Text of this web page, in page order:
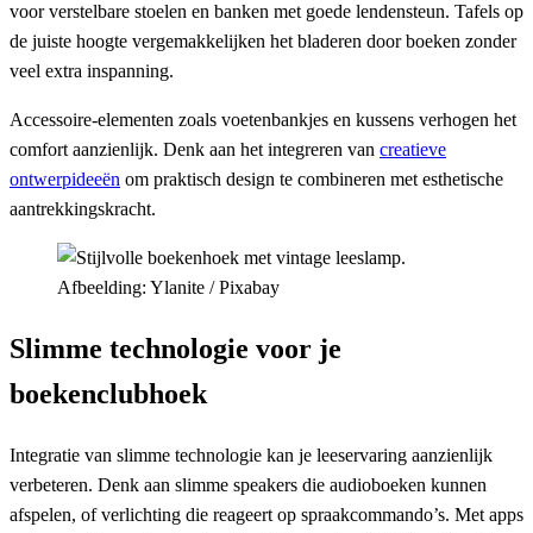
voor verstelbare stoelen en banken met goede lendensteun. Tafels op
de juiste hoogte vergemakkelijken het bladeren door boeken zonder
veel extra inspanning.
Accessoire-elementen zoals voetenbankjes en kussens verhogen het
comfort aanzienlijk. Denk aan het integreren van creatieve
ontwerpideeën om praktisch design te combineren met esthetische
aantrekkingskracht.
Afbeelding: Ylanite / Pixabay
Slimme technologie voor je
boekenclubhoek
Integratie van slimme technologie kan je leeservaring aanzienlijk
verbeteren. Denk aan slimme speakers die audioboeken kunnen
afspelen, of verlichting die reageert op spraakcommando’s. Met apps